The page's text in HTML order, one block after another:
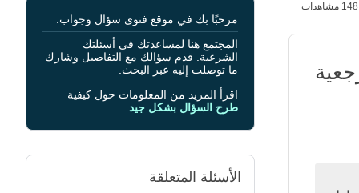
148 مشاهدات
مرحبًا بك في موقع فتوى سؤال وجواب.
المجتمع هنا لمساعدتك في أسئلتك
الشرعية. قدم سؤالك مع التفاصيل وشارك
ما توصلت إليه عبر البحث.
اقرأ المزيد من المعلومات حول كيفية
طرح السؤال بشكل جيد
الأسئلة المتعلقة